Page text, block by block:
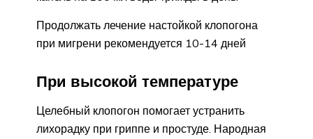
Продолжать лечение настойкой клопогона
при мигрени рекомендуется 10-14 дней
При высокой температуре
Целебный клопогон помогает устранить
лихорадку при гриппе и простуде. Народная